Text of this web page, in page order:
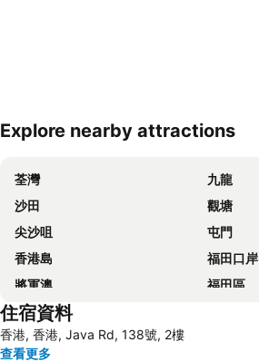
展開地圖
Explore nearby attractions
荃灣
九龍
沙田
觀塘
尖沙咀
屯門
香港島
福田口岸
將軍澳
福田區
Mong Kok Metro Station
南山區
住宿資料
香港, 香港, Java Rd, 138號, 2樓
查看更多